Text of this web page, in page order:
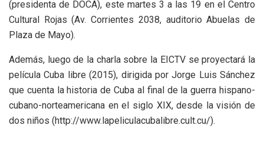
(presidenta de DOCA), este martes 3 a las 19 en el Centro
Cultural Rojas (Av. Corrientes 2038, auditorio Abuelas de
Plaza de Mayo).
Además, luego de la charla sobre la EICTV se proyectará la
película Cuba libre (2015), dirigida por Jorge Luis Sánchez
que cuenta la historia de Cuba al final de la guerra hispano-
cubano-norteamericana en el siglo XIX, desde la visión de
dos niños (http://www.lapeliculacubalibre.cult.cu/).